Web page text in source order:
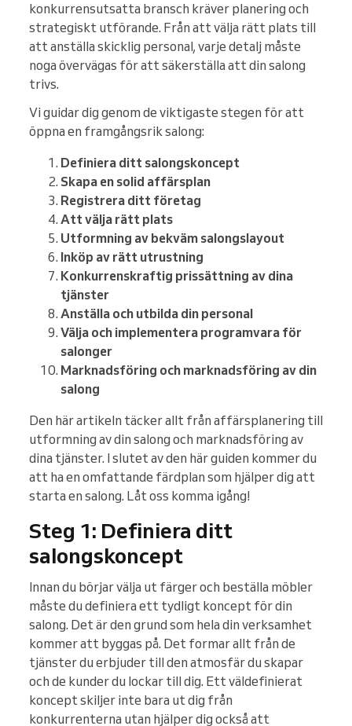
konkurrensutsatta bransch kräver planering och
strategiskt utförande. Från att välja rätt plats till
att anställa skicklig personal, varje detalj måste
noga övervägas för att säkerställa att din salong
trivs.
Vi guidar dig genom de viktigaste stegen för att
öppna en framgångsrik salong:
Definiera ditt salongskoncept
Skapa en solid affärsplan
Registrera ditt företag
Att välja rätt plats
Utformning av bekväm salongslayout
Inköp av rätt utrustning
Konkurrenskraftig prissättning av dina
tjänster
Anställa och utbilda din personal
Välja och implementera programvara för
salonger
Marknadsföring och marknadsföring av din
salong
Den här artikeln täcker allt från affärsplanering till
utformning av din salong och marknadsföring av
dina tjänster. I slutet av den här guiden kommer du
att ha en omfattande färdplan som hjälper dig att
starta en salong. Låt oss komma igång!
Steg 1: Definiera ditt
salongskoncept
Innan du börjar välja ut färger och beställa möbler
måste du definiera ett tydligt koncept för din
salong. Det är den grund som hela din verksamhet
kommer att byggas på. Det formar allt från de
tjänster du erbjuder till den atmosfär du skapar
och de kunder du lockar till dig. Ett väldefinierat
koncept skiljer inte bara ut dig från
konkurrenterna utan hjälper dig också att